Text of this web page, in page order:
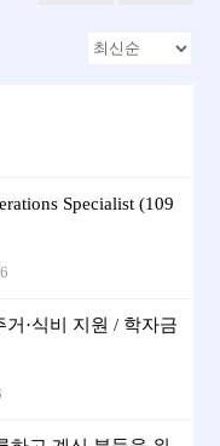
Specialist (109
·식비 지원 / 학자금